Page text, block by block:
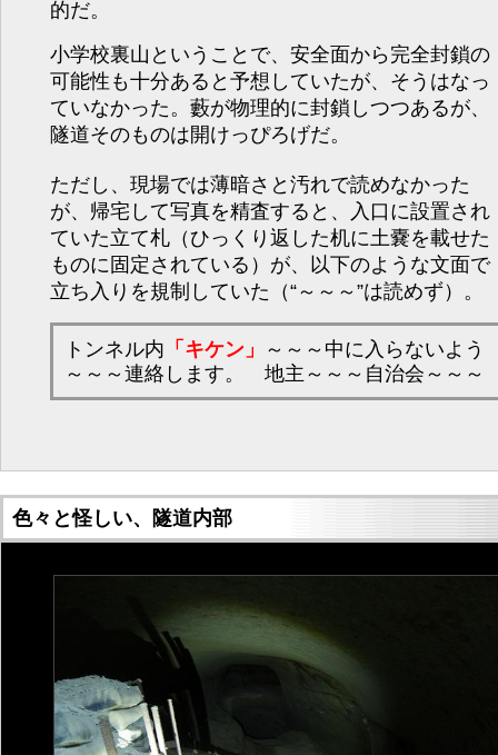
的だ。
小学校裏山ということで、安全面から完全封鎖の
可能性も十分あると予想していたが、そうはなっ
ていなかった。藪が物理的に封鎖しつつあるが、
隧道そのものは開けっぴろげだ。
ただし、現場では薄暗さと汚れで読めなかった
が、帰宅して写真を精査すると、入口に設置され
ていた立て札（ひっくり返した机に土嚢を載せた
ものに固定されている）が、以下のような文面で
立ち入りを規制していた（“～～～”は読めず）。
トンネル内 「キケン」
～～～中に入らないよう
～～～連絡します。 地主～～～自治会～～～
色々と怪しい、隧道内部